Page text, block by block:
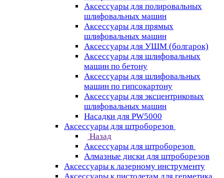
Аксессуары для полировальных
шлифовальных машин
Аксессуары для прямых
шлифовальных машин
Аксессуары для УШМ (болгарок)
Аксессуары для шлифовальных
машин по бетону
Аксессуары для шлифовальных
машин по гипсокартону
Аксессуары для эксцентриковых
шлифовальных машин
Насадки для PW5000
Аксессуары для штроборезов
Назад
Аксессуары для штроборезов
Алмазные диски для штроборезов
Аксессуары к лазерному инструменту